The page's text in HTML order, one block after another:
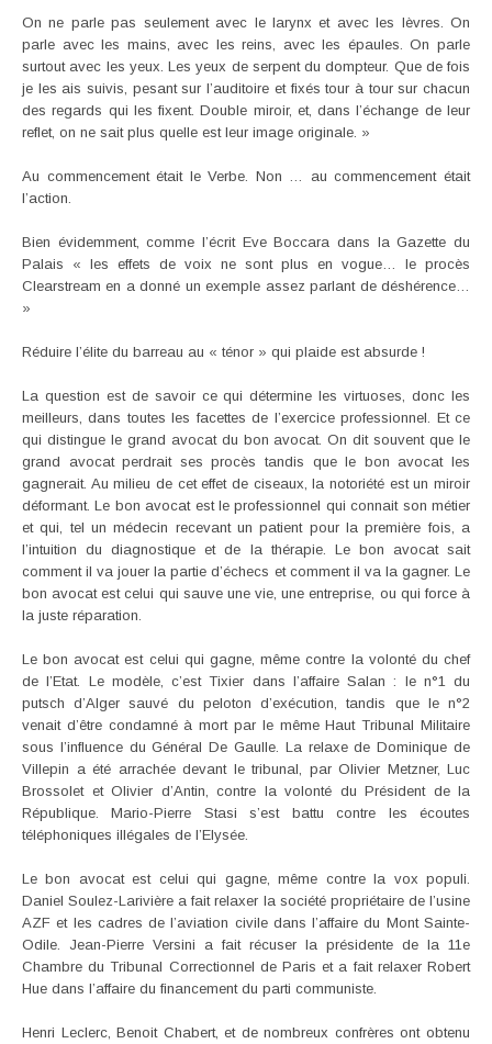
On ne parle pas seulement avec le larynx et avec les lèvres. On
parle avec les mains, avec les reins, avec les épaules. On parle
surtout avec les yeux. Les yeux de serpent du dompteur. Que de fois
je les ais suivis, pesant sur l’auditoire et fixés tour à tour sur chacun
des regards qui les fixent. Double miroir, et, dans l’échange de leur
reflet, on ne sait plus quelle est leur image originale. »
Au commencement était le Verbe. Non … au commencement était
l’action.
Bien évidemment, comme l’écrit Eve Boccara dans la Gazette du
Palais « les effets de voix ne sont plus en vogue… le procès
Clearstream en a donné un exemple assez parlant de déshérence…
»
Réduire l’élite du barreau au « ténor » qui plaide est absurde !
La question est de savoir ce qui détermine les virtuoses, donc les
meilleurs, dans toutes les facettes de l’exercice professionnel. Et ce
qui distingue le grand avocat du bon avocat. On dit souvent que le
grand avocat perdrait ses procès tandis que le bon avocat les
gagnerait. Au milieu de cet effet de ciseaux, la notoriété est un miroir
déformant. Le bon avocat est le professionnel qui connait son métier
et qui, tel un médecin recevant un patient pour la première fois, a
l’intuition du diagnostique et de la thérapie. Le bon avocat sait
comment il va jouer la partie d’échecs et comment il va la gagner. Le
bon avocat est celui qui sauve une vie, une entreprise, ou qui force à
la juste réparation.
Le bon avocat est celui qui gagne, même contre la volonté du chef
de l’Etat. Le modèle, c’est Tixier dans l’affaire Salan : le n°1 du
putsch d’Alger sauvé du peloton d’exécution, tandis que le n°2
venait d’être condamné à mort par le même Haut Tribunal Militaire
sous l’influence du Général De Gaulle. La relaxe de Dominique de
Villepin a été arrachée devant le tribunal, par Olivier Metzner, Luc
Brossolet et Olivier d’Antin, contre la volonté du Président de la
République. Mario-Pierre Stasi s’est battu contre les écoutes
téléphoniques illégales de l’Elysée.
Le bon avocat est celui qui gagne, même contre la vox populi.
Daniel Soulez-Larivière a fait relaxer la société propriétaire de l’usine
AZF et les cadres de l’aviation civile dans l’affaire du Mont Sainte-
Odile. Jean-Pierre Versini a fait récuser la présidente de la 11e
Chambre du Tribunal Correctionnel de Paris et a fait relaxer Robert
Hue dans l’affaire du financement du parti communiste.
Henri Leclerc, Benoit Chabert, et de nombreux confrères ont obtenu